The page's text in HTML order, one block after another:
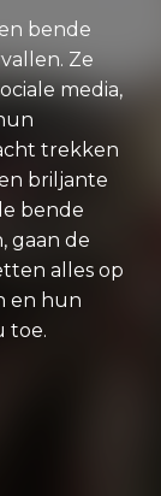
bende
Ze
media,
trekken
briljante
bende
gaan de
alles op
en hun
toe.